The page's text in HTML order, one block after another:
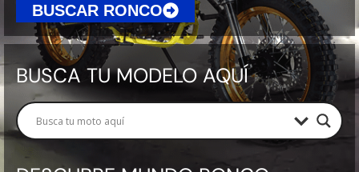
BUSCAR RONCO
BUSCA TU MODELO AQUÍ